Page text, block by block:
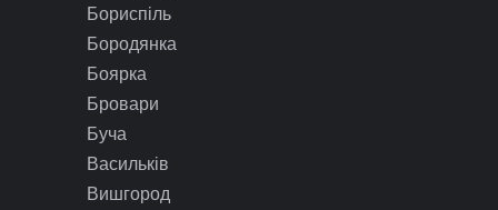
Бориспіль
Бородянка
Боярка
Бровари
Буча
Васильків
Вишгород